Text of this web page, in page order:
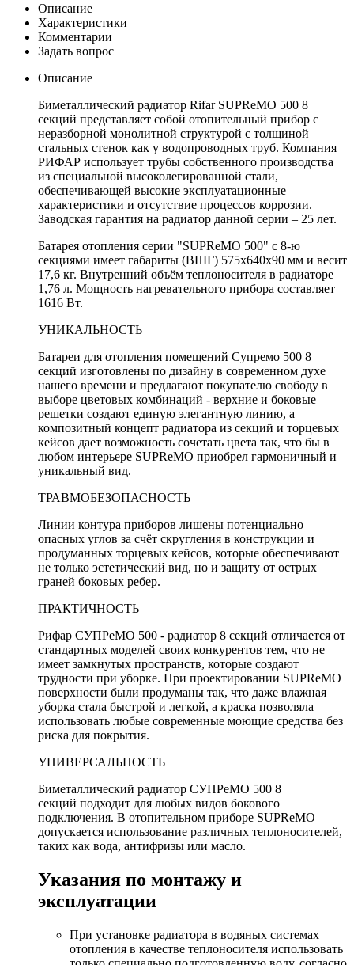
Описание
Характеристики
Комментарии
Задать вопрос
Описание
Биметаллический радиатор Rifar SUPReMO 500 8
секций представляет собой отопительный прибор с
неразборной монолитной структурой с толщиной
стальных стенок как у водопроводных труб. Компания
РИФАР использует трубы собственного производства
из специальной высоколегированной стали,
обеспечивающей высокие эксплуатационные
характеристики и отсутствие процессов коррозии.
Заводская гарантия на радиатор данной серии – 25 лет.
Батарея отопления серии "SUPReMO 500" с 8-ю
секциями имеет габариты (ВШГ) 575х640х90 мм и весит
17,6 кг. Внутренний объём теплоносителя в радиаторе
1,76 л. Мощность нагревательного прибора составляет
1616 Вт.
УНИКАЛЬНОСТЬ
Батареи для отопления помещений Супремо 500 8
секций изготовлены по дизайну в современном духе
нашего времени и предлагают покупателю свободу в
выборе цветовых комбинаций - верхние и боковые
решетки создают единую элегантную линию, а
композитный концепт радиатора из секций и торцевых
кейсов дает возможность сочетать цвета так, что бы в
любом интерьере SUPReMO приобрел гармоничный и
уникальный вид.
ТРАВМОБЕЗОПАСНОСТЬ
Линии контура приборов лишены потенциально
опасных углов за счёт скругления в конструкции и
продуманных торцевых кейсов, которые обеспечивают
не только эстетический вид, но и защиту от острых
граней боковых ребер.
ПРАКТИЧНОСТЬ
Рифар СУПРеМО 500 - радиатор 8 секций отличается от
стандартных моделей своих конкурентов тем, что не
имеет замкнутых пространств, которые создают
трудности при уборке. При проектировании SUPReMO
поверхности были продуманы так, что даже влажная
уборка стала быстрой и легкой, а краска позволяла
использовать любые современные моющие средства без
риска для покрытия.
УНИВЕРСАЛЬНОСТЬ
Биметаллический радиатор СУПРеМО 500 8
секций подходит для любых видов бокового
подключения. В отопительном приборе SUPReMO
допускается использование различных теплоносителей,
таких как вода, антифризы или масло.
Указания по монтажу и
эксплуатации
При установке радиатора в водяных системах
отопления в качестве теплоносителя использовать